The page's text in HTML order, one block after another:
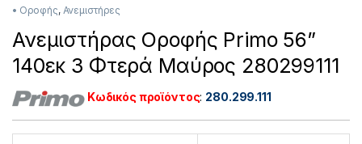
• Οροφής, Ανεμιστήρες
Ανεμιστήρας Οροφής Primo 56”
140εκ 3 Φτερά Μαύρος 280299111
Κωδικός προϊόντος: 280.299.111